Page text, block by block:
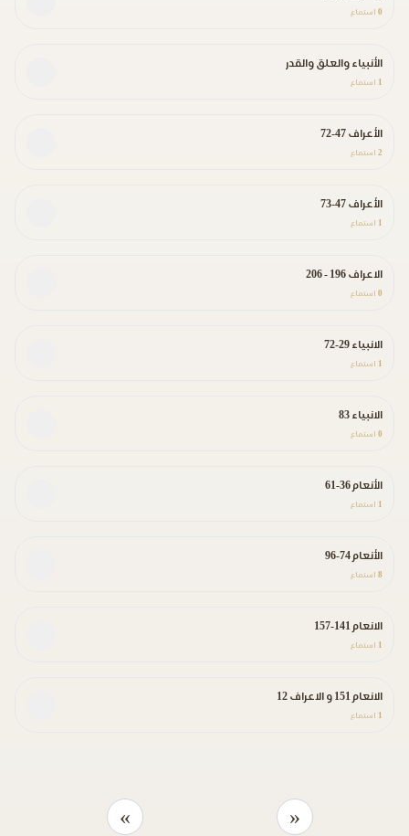
0 استماع
الأنبياء والعلق والقدر
1 استماع
الأعراف 47-72
2 استماع
الأعراف 47-73
1 استماع
الاعراف 196 - 206
0 استماع
الانبياء 29-72
1 استماع
الانبياء 83
0 استماع
الأنعام 36-61
1 استماع
الأنعام 74-96
8 استماع
الانعام 141-157
1 استماع
الانعام 151 و الاعراف 12
1 استماع
«
»